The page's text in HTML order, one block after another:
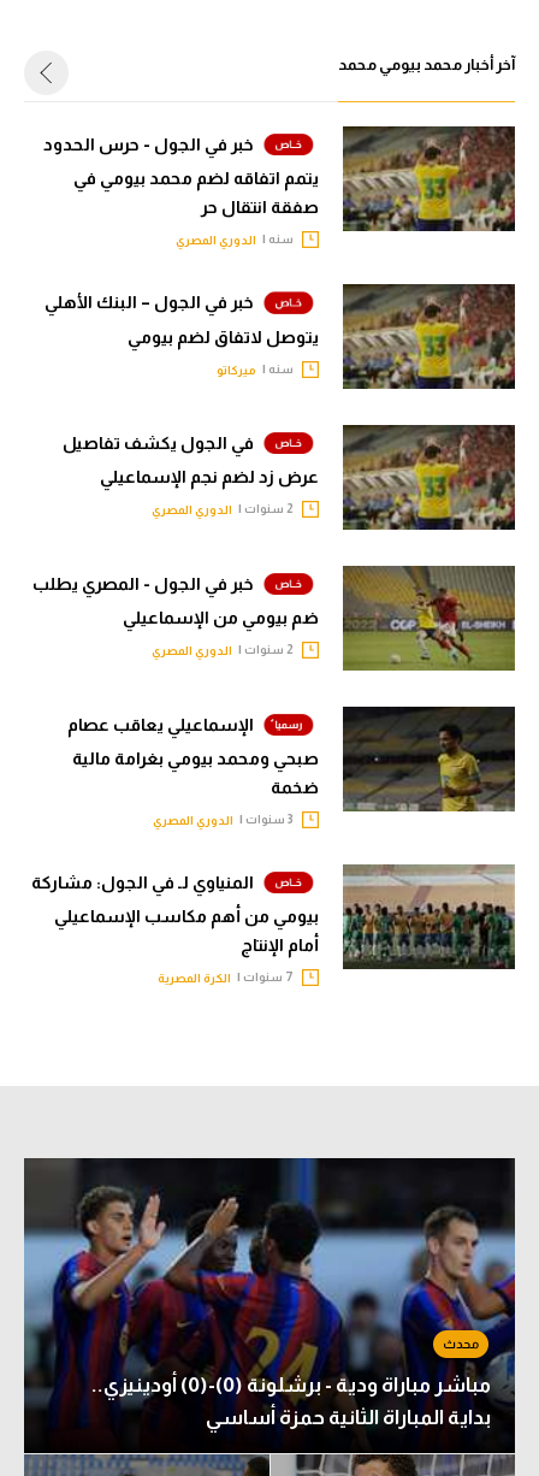
رياضات أخرى
أمم إفريقيا
كرة السلة الأمريكية
كرة يد
كرة طائرة
في المونديال
رياضة نسائية
آسيا
أمريكا
ركن الألعاب
أقسام خاصة
Gamers
تحقيق في الجول
تقرير في الجول
تحليل في الجول
آخر أخبار محمد بيومي محمد
خبر في الجول - حرس الحدود
يتمم اتفاقه لضم محمد بيومي في
صفقة انتقال حر
سنه | الدوري المصري
خبر في الجول – البنك الأهلي
يتوصل لاتفاق لضم بيومي
سنه | ميركاتو
في الجول يكشف تفاصيل
عرض زد لضم نجم الإسماعيلي
الدوري المصري
خبر في الجول - المصري يطلب
ضم بيومي من الإسماعيلي
الدوري المصري
الإسماعيلي يعاقب عصام
صبحي ومحمد بيومي بغرامة مالية
ضخمة
الدوري المصري
المنياوي لـ في الجول: مشاركة
بيومي من أهم مكاسب الإسماعيلي
أمام الإنتاج
الكرة المصرية
مباشر مباراة ودية - برشلونة (0)-(0) أودينيزي..
بداية المباراة الثانية حمزة أساسي